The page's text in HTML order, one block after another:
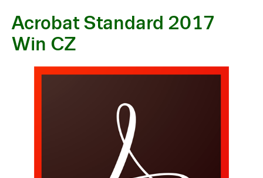
Acrobat Standard 2017
Win CZ